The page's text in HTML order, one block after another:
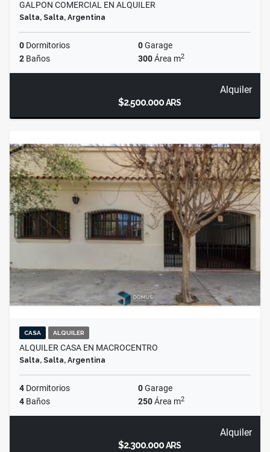
GALPON COMERCIAL EN ALQUILER
Salta, Salta, Argentina
0 Dormitorios 0Garage
2 Baños 300Área m2
Alquiler
$2.500.000ARS
CASA ALQUILER
ALQUILER CASA EN MACROCENTRO
Salta, Salta, Argentina
4 Dormitorios 0Garage
4 Baños 250Área m2
Alquiler
$2.300.000ARS